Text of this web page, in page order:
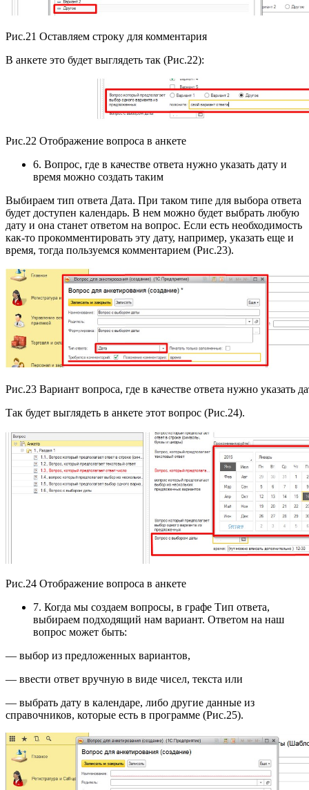
Рис.21 Оставляем строку для комментария
В анкете это будет выглядеть так (Рис.22):
Рис.22 Отображение вопроса в анкете
6. Вопрос, где в качестве ответа нужно указать дату и
время можно создать таким
Выбираем тип ответа Дата. При таком типе для выбора ответа
будет доступен календарь. В нем можно будет выбрать любую
дату и она станет ответом на вопрос. Если есть необходимость
как-то прокомментировать эту дату, например, указать еще и
время, тогда пользуемся комментарием (Рис.23).
Рис.23 Вариант вопроса, где в качестве ответа нужно указать
Так будет выглядеть в анкете этот вопрос (Рис.24).
Рис.24 Отображение вопроса в анкете
7. Когда мы создаем вопросы, в графе Тип ответа,
выбираем подходящий нам вариант. Ответом на наш
вопрос может быть:
— выбор из предложенных вариантов,
— ввести ответ вручную в виде чисел, текста или
— выбрать дату в календаре, либо другие данные из
справочников, которые есть в программе (Рис.25).